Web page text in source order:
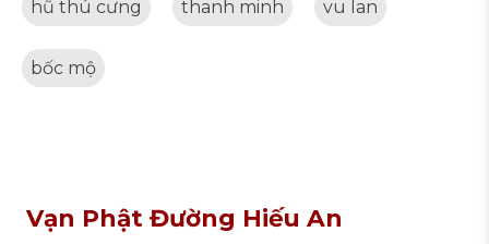
hũ thú cưng thanh minh vu lan
bốc mộ
Vạn Phật Đường Hiếu An